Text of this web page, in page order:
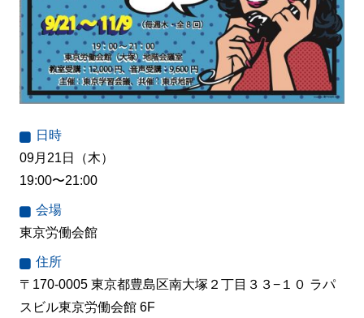
日時
09月21日（木）
19:00〜21:00
会場
東京労働会館
住所
〒170-0005 東京都豊島区南大塚２丁目３３−１０ ラパ
スビル東京労働会館 6F